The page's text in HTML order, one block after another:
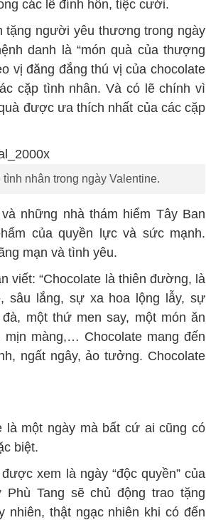
các lễ đính hôn, tiệc cưới.
tặng người yêu thương trong ngày
danh là “món quà của thượng
vị đăng đắng thú vị của chocolate
cặp tình nhân. Và có lẽ chính vì
được ưa thích nhất của các cặp
nhân trong ngày Valentine.
những nhà thám hiểm Tây Ban
của quyền lực và sức mạnh.
mạn và tình yêu.
viết: “Chocolate là thiên đường, là
sâu lắng, sự xa hoa lộng lẫy, sự
một thứ men say, một món ăn
màng,… Chocolate mang đến
ngất ngây, ảo tưởng. Chocolate
một ngày mà bất cứ ai cũng có
biệt.
xem là ngày “độc quyền” của
Tang sẽ chủ động trao tặng
nhiên, thật ngạc nhiên khi có đến